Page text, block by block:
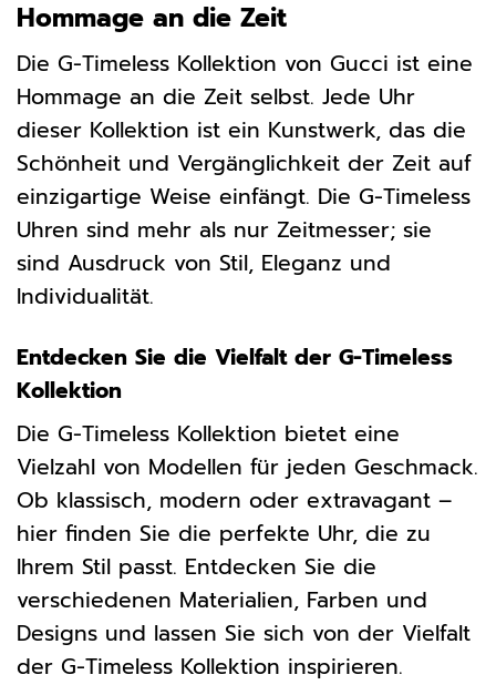
Hommage an die Zeit
Die G-Timeless Kollektion von Gucci ist eine
Hommage an die Zeit selbst. Jede Uhr
dieser Kollektion ist ein Kunstwerk, das die
Schönheit und Vergänglichkeit der Zeit auf
einzigartige Weise einfängt. Die G-Timeless
Uhren sind mehr als nur Zeitmesser; sie
sind Ausdruck von Stil, Eleganz und
Individualität.
Entdecken Sie die Vielfalt der G-Timeless
Kollektion
Die G-Timeless Kollektion bietet eine
Vielzahl von Modellen für jeden Geschmack.
Ob klassisch, modern oder extravagant –
hier finden Sie die perfekte Uhr, die zu
Ihrem Stil passt. Entdecken Sie die
verschiedenen Materialien, Farben und
Designs und lassen Sie sich von der Vielfalt
der G-Timeless Kollektion inspirieren.